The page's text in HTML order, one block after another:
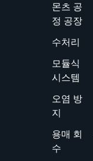
몬츠 공
정 공장
수처리
모듈식
시스템
오염 방
지
용매 회
수